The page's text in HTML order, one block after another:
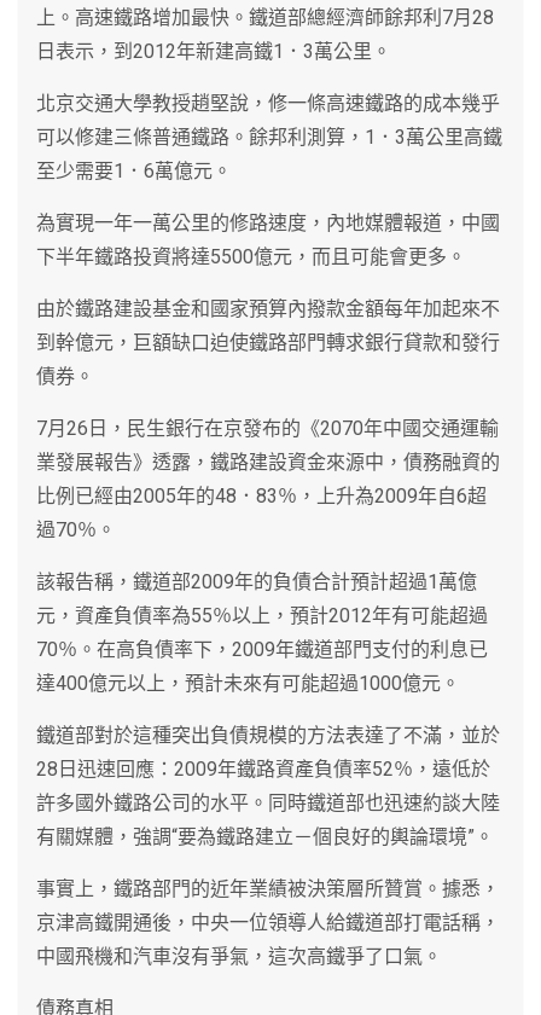
上。高速鐵路增加最快。鐵道部總經濟師餘邦利7月28
日表示，到2012年新建高鐵1．3萬公里。
北京交通大學教授趙堅說，修一條高速鐵路的成本幾乎
可以修建三條普通鐵路。餘邦利測算，1．3萬公里高鐵
至少需要1．6萬億元。
為實現一年一萬公里的修路速度，內地媒體報道，中國
下半年鐵路投資將達5500億元，而且可能會更多。
由於鐵路建設基金和國家預算內撥款金額每年加起來不
到幹億元，巨額缺口迫使鐵路部門轉求銀行貸款和發行
債券。
7月26日，民生銀行在京發布的《2070年中國交通運輸
業發展報告》透露，鐵路建設資金來源中，債務融資的
比例已經由2005年的48．83％，上升為2009年自6超
過70％。
該報告稱，鐵道部2009年的負債合計預計超過1萬億
元，資產負債率為55％以上，預計2012年有可能超過
70％。在高負債率下，2009年鐵道部門支付的利息已
達400億元以上，預計未來有可能超過1000億元。
鐵道部對於這種突出負債規模的方法表達了不滿，並於
28日迅速回應：2009年鐵路資產負債率52％，遠低於
許多國外鐵路公司的水平。同時鐵道部也迅速約談大陸
有關媒體，強調“要為鐵路建立－個良好的輿論環境”。
事實上，鐵路部門的近年業績被決策層所贊賞。據悉，
京津高鐵開通後，中央一位領導人給鐵道部打電話稱，
中國飛機和汽車沒有爭氣，這次高鐵爭了口氣。
債務真相